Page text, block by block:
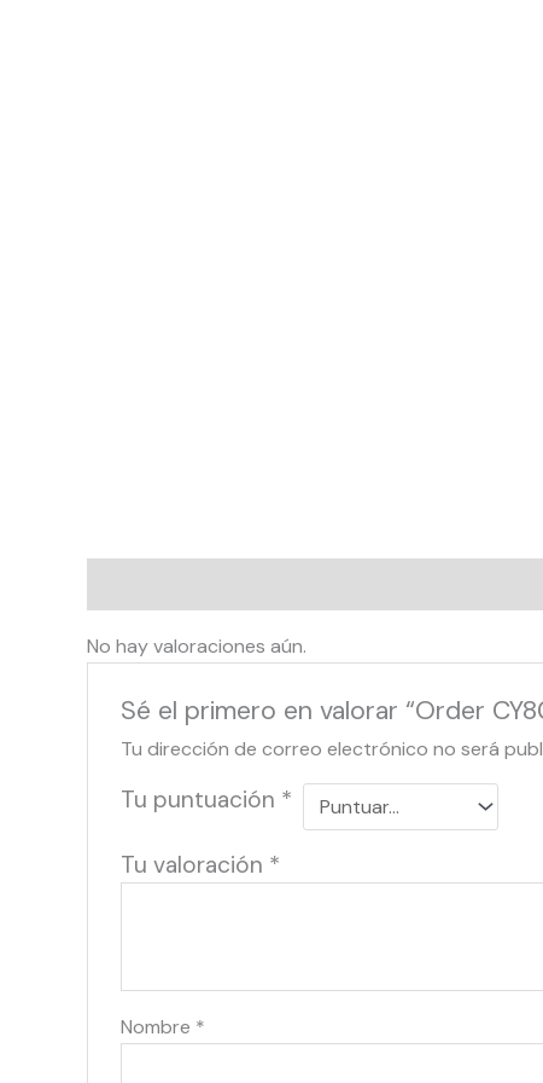
No hay valoraciones aún.
Sé el primero en valorar “Order
Tu dirección de correo electrónico no será
Tu puntuación *
Tu valoración *
Nombre *